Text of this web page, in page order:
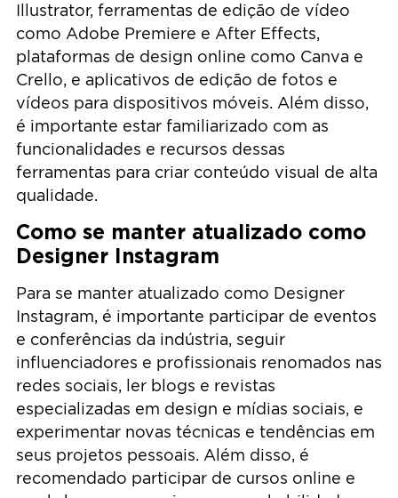
Illustrator, ferramentas de edição de vídeo
como Adobe Premiere e After Effects,
plataformas de design online como Canva e
Crello, e aplicativos de edição de fotos e
vídeos para dispositivos móveis. Além disso,
é importante estar familiarizado com as
funcionalidades e recursos dessas
ferramentas para criar conteúdo visual de alta
qualidade.
Como se manter atualizado como
Designer Instagram
Para se manter atualizado como Designer
Instagram, é importante participar de eventos
e conferências da indústria, seguir
influenciadores e profissionais renomados nas
redes sociais, ler blogs e revistas
especializadas em design e mídias sociais, e
experimentar novas técnicas e tendências em
seus projetos pessoais. Além disso, é
recomendado participar de cursos online e